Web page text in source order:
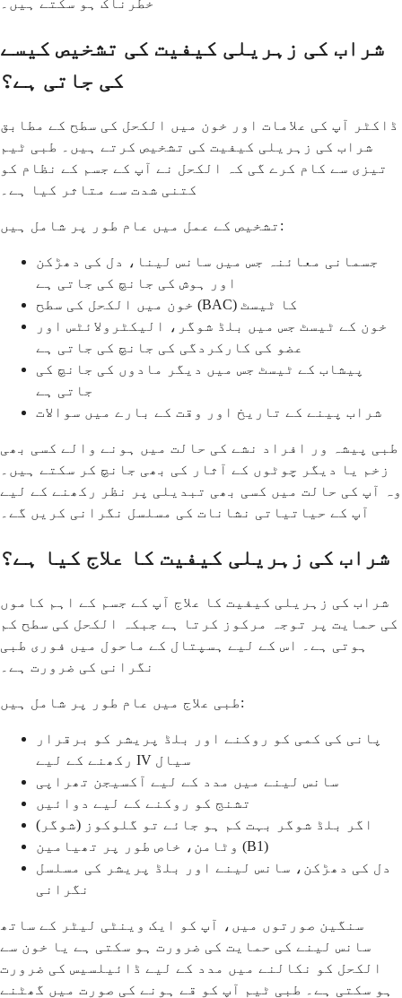
خطرناک ہو سکتے ہیں۔
شراب کی زہریلی کیفیت کی تشخیص کیسے
کی جاتی ہے؟
ڈاکٹر آپ کی علامات اور خون میں الکحل کی سطح کے مطابق
شراب کی زہریلی کیفیت کی تشخیص کرتے ہیں۔ طبی ٹیم
تیزی سے کام کرے گی کہ الکحل نے آپ کے جسم کے نظام کو
کتنی شدت سے متاثر کیا ہے۔
تشخیص کے عمل میں عام طور پر شامل ہیں:
جسمانی معائنہ جس میں سانس لینا، دل کی دھڑکن
اور ہوش کی جانچ کی جاتی ہے
خون میں الکحل کی سطح (BAC) کا ٹیسٹ
خون کے ٹیسٹ جس میں بلڈ شوگر، الیکٹرولائٹس اور
عضو کی کارکردگی کی جانچ کی جاتی ہے
پیشاب کے ٹیسٹ جس میں دیگر مادوں کی جانچ کی
جاتی ہے
شراب پینے کے تاریخ اور وقت کے بارے میں سوالات
طبی پیشہ ور افراد نشے کی حالت میں ہونے والے کسی بھی
زخم یا دیگر چوٹوں کے آثار کی بھی جانچ کر سکتے ہیں۔
وہ آپ کی حالت میں کسی بھی تبدیلی پر نظر رکھنے کے لیے
آپ کے حیاتیاتی نشانات کی مسلسل نگرانی کریں گے۔
شراب کی زہریلی کیفیت کا علاج کیا ہے؟
شراب کی زہریلی کیفیت کا علاج آپ کے جسم کے اہم کاموں
کی حمایت پر توجہ مرکوز کرتا ہے جبکہ الکحل کی سطح کم
ہوتی ہے۔ اس کے لیے ہسپتال کے ماحول میں فوری طبی
نگرانی کی ضرورت ہے۔
طبی علاج میں عام طور پر شامل ہیں:
پانی کی کمی کو روکنے اور بلڈ پریشر کو برقرار
رکھنے کے لیے IV سیال
سانس لینے میں مدد کے لیے آکسیجن تھراپی
تشنج کو روکنے کے لیے دوائیں
اگر بلڈ شوگر بہت کم ہو جائے تو گلوکوز (شوگر)
وٹامن، خاص طور پر تھیامین (B1)
دل کی دھڑکن، سانس لینے اور بلڈ پریشر کی مسلسل
نگرانی
سنگین صورتوں میں، آپ کو ایک وینٹی لیٹر کے ساتھ
سانس لینے کی حمایت کی ضرورت ہو سکتی ہے یا خون سے
الکحل کو نکالنے میں مدد کے لیے ڈائیلسیس کی ضرورت
ہو سکتی ہے۔ طبی ٹیم آپ کو قے ہونے کی صورت میں گھٹنے